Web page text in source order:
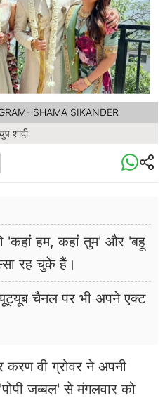
शादी
SHAMA SIKANDER
'कहां हम, कहां तुम' और 'बहू
रह चुके हैं।
चैनल पर भी अपने एक्ट
करण वी ग्रोवर ने अपनी
जब्बल' से मंगलवार को